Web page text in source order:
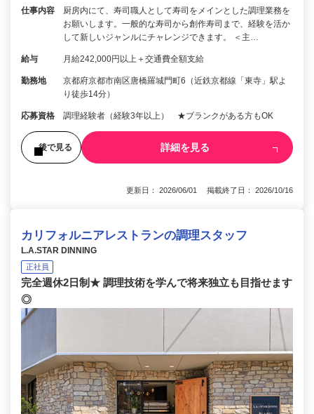
仕事内容
厨房内にて、寿司職人として寿司をメインとした調理業務を
お願いします。一般的な寿司から創作寿司まで、経験を活か
して新しいジャンルにチャレンジできます。 ＜主…
給与 月給242,000円以上＋交通費全額支給
勤務地
京都府京都市南区唐橋羅城門町6（近鉄京都線「東寺」駅よ
り徒歩14分）
応募資格 調理経験者（経験3年以上） ★ブランクがある方もOK
後で見る 詳細を見る
更新日： 2026/06/01 掲載終了日： 2026/10/16
カリフォルニアレストランの調理スタッフ
L.A.STAR DINNING
正社員
完全週休2日制★ 調理技術を学んで将来独立も目指せます
◎